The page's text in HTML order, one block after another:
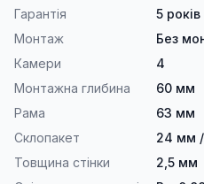
Гарантія
5 років
Монтаж
Без
Камери
4
Монтажна глибина
60 мм
Рама
63 мм
Склопакет
24 мм
Товщина стінки
2,5 мм